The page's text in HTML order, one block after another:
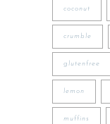
coconut
crumble
glutenfree
lemon
muffins